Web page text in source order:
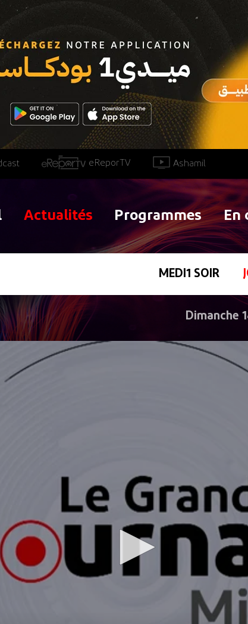
Ashamil
eReporTV
En
Programmes
Actualités
MEDI1 SOIR
Dimanche
Regarder la vidéo